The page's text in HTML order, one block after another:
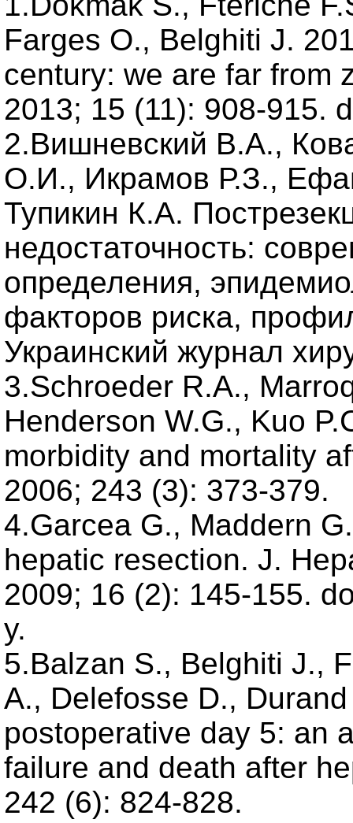
Farges O., Belghiti J.
century: we are far from
2013; 15 (11): 908-915.
2.Вишневский В.А.,
О.И., Икрамов Р.З.,
Тупикин К.А.
недостаточность:
определения,
факторов риска,
Украинский журнал
3.Schroeder R.A.,
Henderson W.G., Kuo
morbidity and mortality
2006; 243 (3): 373-379.
4.Garcea G., Maddern
hepatic resection. J.
2009; 16 (2): 145-155.
y.
5.Balzan S., Belghiti J.,
A., Delefosse D., Durand
postoperative day 5: an
failure and death after
242 (6): 824-828.